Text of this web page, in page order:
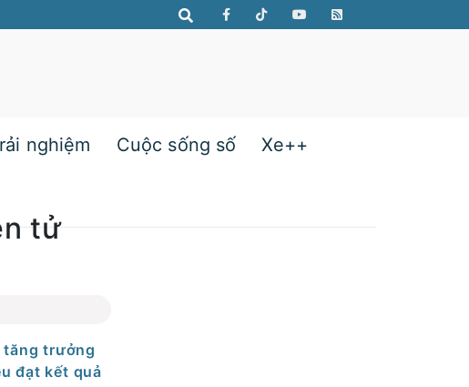
nghiệm Cuộc sống số Xe++
tử
tăng trưởng
đạt kết quả